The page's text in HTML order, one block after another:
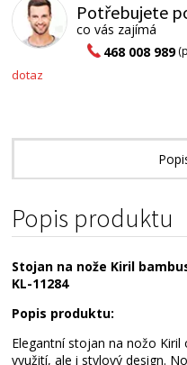
Potřebujete
co vás zajímá
468 008 989
dotaz
Popis produktu
Stojan na nože Kiril
KL-11284
Popis produktu:
Elegantní stojan na nožo Kiril
využití, ale i stylový design.